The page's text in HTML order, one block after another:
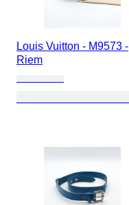
Louis Vuitton - M9573 -
Riem